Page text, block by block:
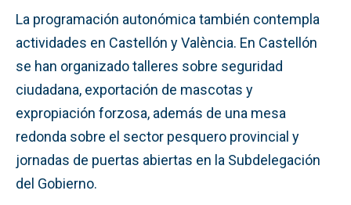
La programación autonómica también contempla
actividades en Castellón y València. En Castellón
se han organizado talleres sobre seguridad
ciudadana, exportación de mascotas y
expropiación forzosa, además de una mesa
redonda sobre el sector pesquero provincial y
jornadas de puertas abiertas en la Subdelegación
del Gobierno.